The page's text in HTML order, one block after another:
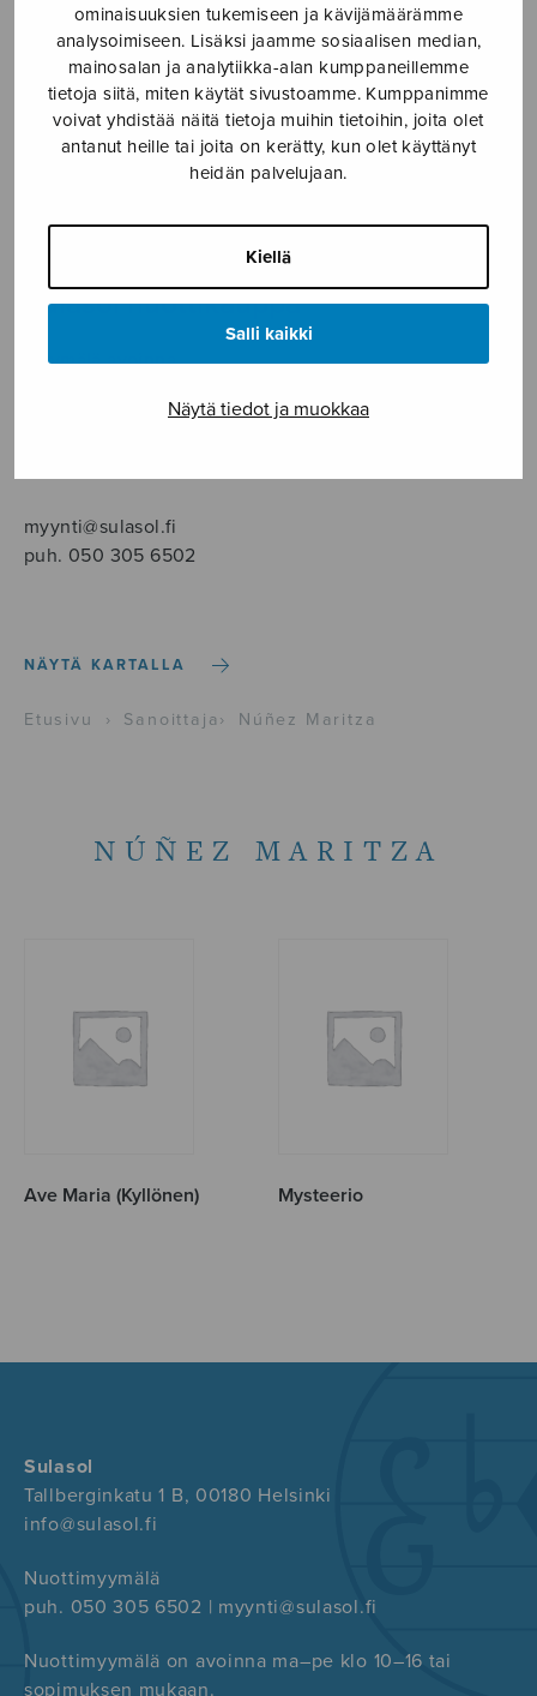
ominaisuuksien tukemiseen ja kävijämäärämme
analysoimiseen. Lisäksi jaamme sosiaalisen median,
mainosalan ja analytiikka-alan kumppaneillemme
tietoja siitä, miten käytät sivustoamme. Kumppanimme
voivat yhdistää näitä tietoja muihin tietoihin, joita olet
antanut heille tai joita on kerätty, kun olet käyttänyt
heidän palvelujaan.
Kiellä
Salli kaikki
Näytä tiedot ja muokkaa
SOITINKOULUT JA OPPAAT
SOITINMUSIIKKI
YKSINLAULU
YLEINEN
Sulasol nuottikauppa
Myymälä avoinna
myynti@sulasol.fi
puh. 050 305 6502
NÄYTÄ KARTALLA
Etusivu › Sanoittaja › Núñez Maritza
NÚÑEZ MARITZA
Ave Maria (Kyllönen) Mysteerio
Sulasol
Tallberginkatu 1 B, 00180 Helsinki
info@sulasol.fi
Nuottimyymälä
puh. 050 305 6502 | myynti@sulasol.fi
Nuottimyymälä on avoinna ma–pe klo 10–16 tai
sopimuksen mukaan.